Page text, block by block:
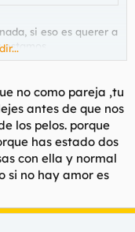
si eso es querer a
y lo que soy es un
no como pareja ,tu
antes de que nos
los pelos. porque
has estado dos
con ella y normal
si no hay amor es